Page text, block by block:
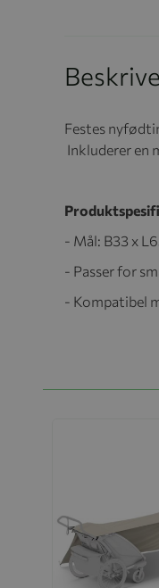
Festes
Inkluderer en
- Mål: B33 x
- Passer for
- Kompatibel